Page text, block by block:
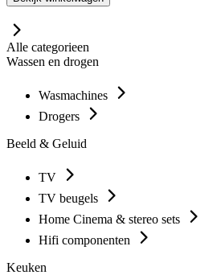
Alle categorieen
Wassen en drogen
Wasmachines
Drogers
Beeld & Geluid
TV
TV beugels
Home Cinema & stereo sets
Hifi componenten
Keuken